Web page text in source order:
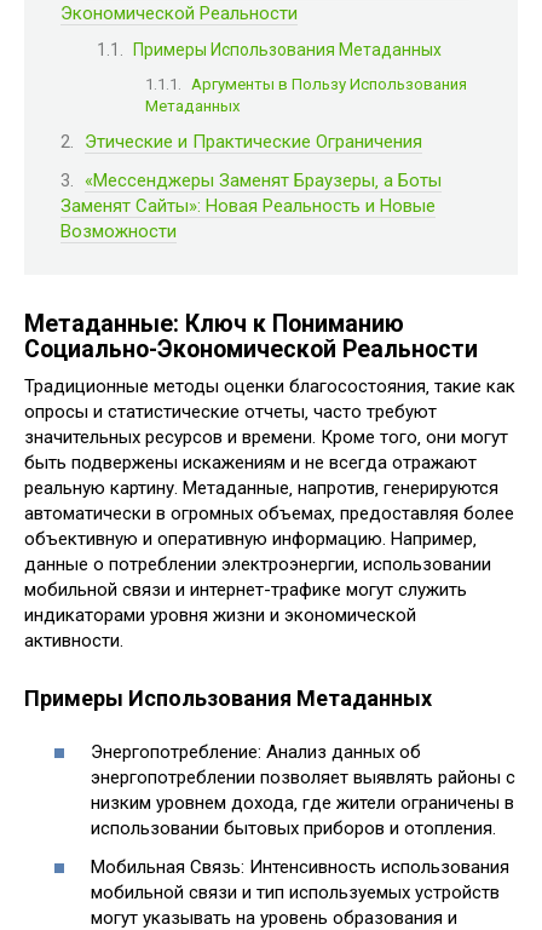
Экономической Реальности
Примеры Использования Метаданных
Аргументы в Пользу Использования
Метаданных
Этические и Практические Ограничения
«Мессенджеры Заменят Браузеры‚ а Боты
Заменят Сайты»: Новая Реальность и Новые
Возможности
Метаданные: Ключ к Пониманию
Социально-Экономической Реальности
Традиционные методы оценки благосостояния‚ такие как
опросы и статистические отчеты‚ часто требуют
значительных ресурсов и времени. Кроме того‚ они могут
быть подвержены искажениям и не всегда отражают
реальную картину. Метаданные‚ напротив‚ генерируются
автоматически в огромных объемах‚ предоставляя более
объективную и оперативную информацию. Например‚
данные о потреблении электроэнергии‚ использовании
мобильной связи и интернет-трафике могут служить
индикаторами уровня жизни и экономической
активности.
Примеры Использования Метаданных
Энергопотребление: Анализ данных об
энергопотреблении позволяет выявлять районы с
низким уровнем дохода‚ где жители ограничены в
использовании бытовых приборов и отопления.
Мобильная Связь: Интенсивность использования
мобильной связи и тип используемых устройств
могут указывать на уровень образования и